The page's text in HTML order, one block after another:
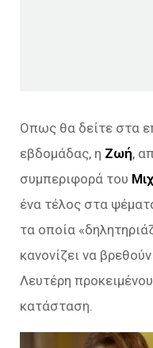
Οπως θα δείτε στα
εβδομάδας, η Ζωή,
συμπεριφορά του
ένα τέλος στα
τα οποία
κανονίζει να
Λευτέρη
κατάσταση.